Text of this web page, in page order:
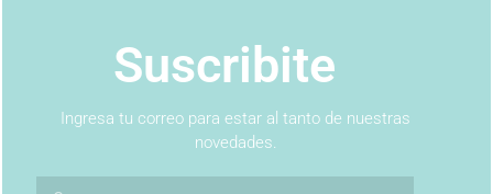
Suscribite
Ingresa tu correo para estar al tanto de nuestras
novedades.